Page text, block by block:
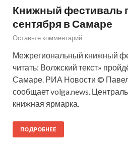
Книжный фестиваль
сентября в Самаре
Оставьте комментарий
Межрегиональный книжный
читать: Волжский текст»
Самаре. РИА Новости ©
сообщает volga.news.
книжная ярмарка.
ПОДРОБНЕЕ